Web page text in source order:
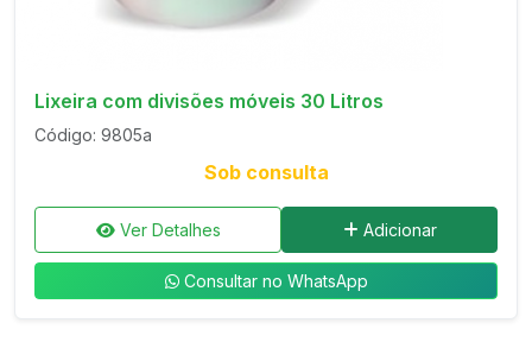
Lixeira com divisões móveis 30 Litros
Código: 9805a
Sob consulta
Ver Detalhes Adicionar
Consultar no WhatsApp